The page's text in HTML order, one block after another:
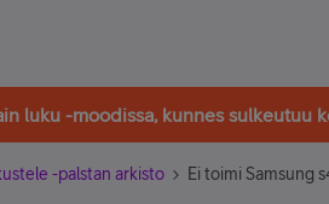
luku -moodissa, kunnes sulkeutuu
-palstan arkisto Ei toimi Samsung